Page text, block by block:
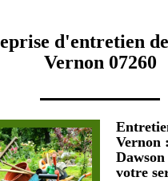
d'entretien
Vernon 07260
Vernon
votre